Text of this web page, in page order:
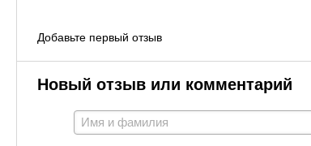
Добавьте первый отзыв
Новый отзыв или комментарий